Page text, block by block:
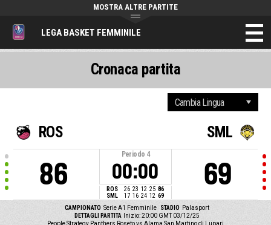
LEGA BASKET FEMMINILE
MOSTRA ALTRE PARTITE
ROS
86
Periodo 4
00:00
ROS 26 23 12 25 86
SML
17 16 24 12 69
SML
69
CAMPIONATO Serie A1 Femminile STADIO Palasport
DETTAGLI PARTITA
Inizio: 20:00 GMT 03/12/25
People Strategy Panthers Roseto vs Alama San Martino di Lupari
Cronaca partita